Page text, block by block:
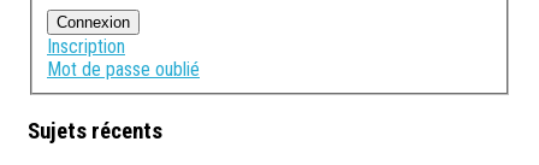
Connexion
Inscription
Mot de passe oublié
Sujets récents